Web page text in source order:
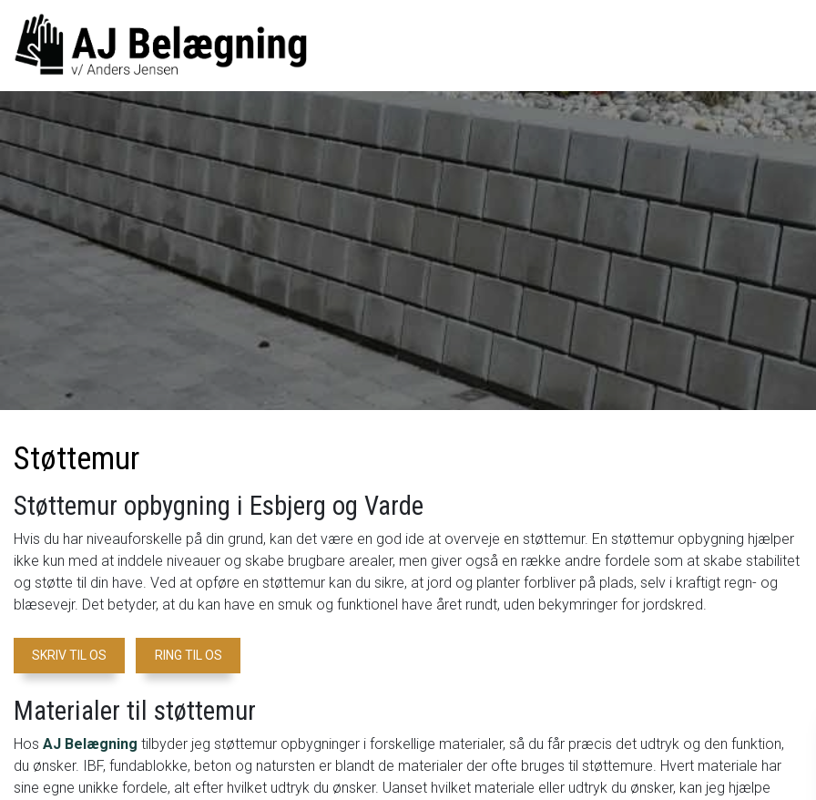
hovedindhold
Støttemur
Støttemur opbygning i Esbjerg og Varde
Hvis du har niveauforskelle på din grund, kan det være en god ide at overveje en støttemur. En støttemur opbygning hjælper
ikke kun med at inddele niveauer og skabe brugbare arealer, men giver også en række andre fordele som at skabe stabilitet
og støtte til din have. Ved at opføre en støttemur kan du sikre, at jord og planter forbliver på plads, selv i kraftigt regn- og
blæsevejr. Det betyder, at du kan have en smuk og funktionel have året rundt, uden bekymringer for jordskred.
SKRIV TIL OS RING TIL OS
Materialer til støttemur
Hos AJ Belægning tilbyder jeg støttemur opbygninger i forskellige materialer, så du får præcis det udtryk og den funktion,
du ønsker. IBF, fundablokke, beton og natursten er blandt de materialer der ofte bruges til støttemure. Hvert materiale har
sine egne unikke fordele, alt efter hvilket udtryk du ønsker. Uanset hvilket materiale eller udtryk du ønsker, kan jeg hjælpe